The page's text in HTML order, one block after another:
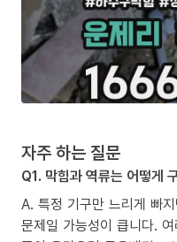
자주 하는 질문
Q1. 막힘과 역류는 어떻게
A. 특정 기구만 느리게 빠
문제일 가능성이 큽니다.